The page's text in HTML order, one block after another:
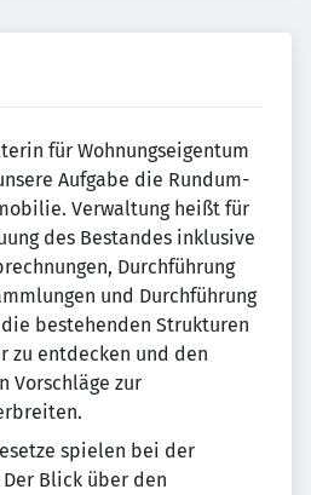
für Wohnungseigentum
Aufgabe die Rundum-
Verwaltung heißt für
des Bestandes inklusive
Durchführung
und Durchführung
bestehenden Strukturen
zu entdecken und den
Vorschläge zur
spielen bei der
Blick über den